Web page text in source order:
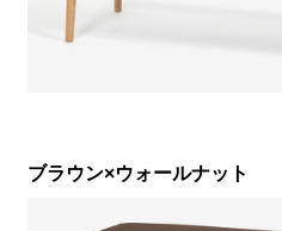
ブラウン×ウォールナット